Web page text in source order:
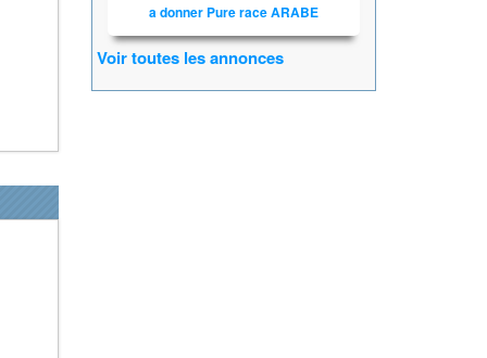
a donner Pure race ARABE
Voir toutes les annonces